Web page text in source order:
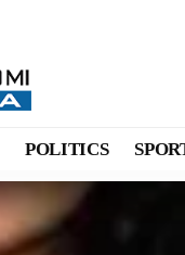
POLITICS